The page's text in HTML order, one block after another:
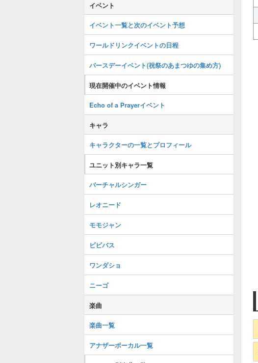
イベント
イベント一覧と次のイベント予想
ワールドリンクイベントの日程
バースデーイベント(祝祭のあまつゆの集め方)
現在開催中のイベント情報
Echo of a Prayerイベント
キャラ
キャラクターの一覧とプロフィール
ユニット別キャラ一覧
バーチャルシンガー
レオニード
モモジャン
ビビバス
ワンダショ
ニーゴ
楽曲
楽曲一覧
アナザーボーカル一覧